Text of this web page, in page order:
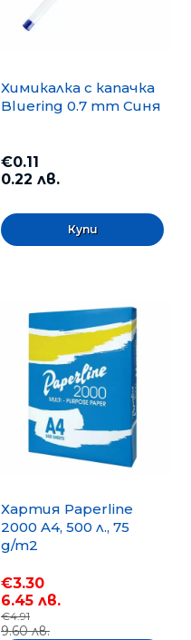
Химикалка с капачка
Bluering 0.7 mm Синя
€0.11
0.22 лв.
Хартия Paperline
2000 A4, 500 л., 75
g/m2
€3.30
6.45 лв.
€4.91
9.60 лв.